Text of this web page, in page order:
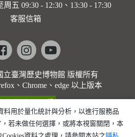
五 09:30 - 12:30、13:30 - 17:30
客服信箱
Facebookinstagramyoutube
立臺灣歷史博物館 版權所有
、Chrome、edge 以上版本
料用於量化統計與分析，以進行服務品
若未做任何選擇，或將本視窗關閉，本
資料之處理，請參閱本站之 隱私